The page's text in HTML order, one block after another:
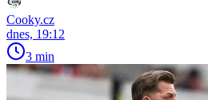
Cooky.cz
dnes, 19:12
3 min